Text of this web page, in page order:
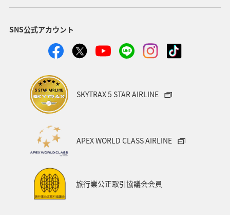
SNS公式アカウント
SKYTRAX 5 STAR AIRLINE
APEX WORLD CLASS AIRLINE
旅行業公正取引協議会会員